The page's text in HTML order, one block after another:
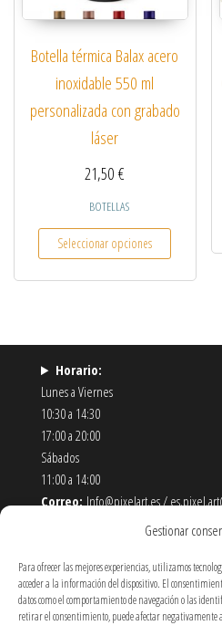
Gestionar
Para ofrecer las mejores experiencias, utilizamos
acceder a la información del dispositivo. El
datos como el comportamiento de navegación o las
retirar el consentimiento, puede afectar negativamente
Botella térmica Balax acero
inoxidable 550 ml
personalizada con grabado
láser
21,50€
BOTELLAS
Seleccionar opciones
Este
Horario:
Lunes a Viernes
10:30 a 14:30
17:00 a 20:00
Sábados
11:00 a 14:00
Correo:Info@pixelart.es /
910 56 55 72
Móstoles-Madrid
Política de Envíos y Devoluciones